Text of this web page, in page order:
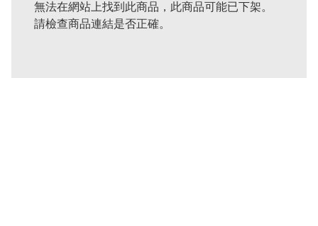
無法在網站上找到此商品，此商品可能已下架。
請檢查商品連結是否正確。